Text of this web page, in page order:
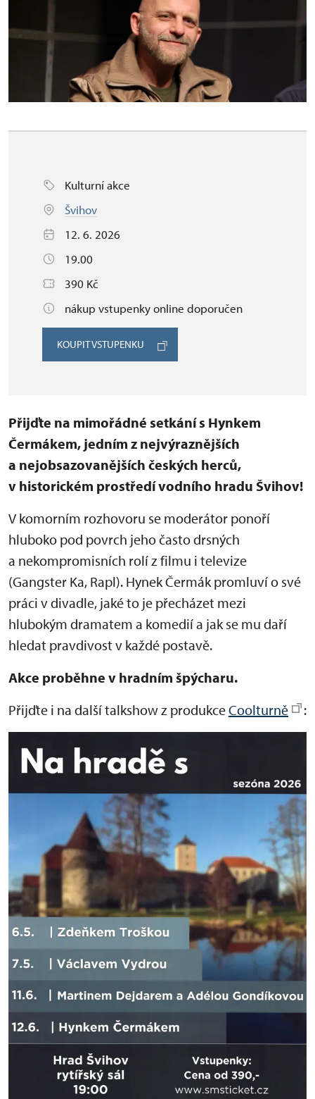
Kulturní akce
Švihov
12. 6. 2026
19.00
390 Kč
nákup vstupenky online doporučen
KOUPIT VSTUPENKU
Přijďte na mimořádné setkání s Hynkem
Čermákem, jedním z nejvýraznějších
a nejobsazovanějších českých herců,
v historickém prostředí vodního hradu Švihov!
V komorním rozhovoru se moderátor ponoří
hluboko pod povrch jeho často drsných
a nekompromisních rolí z filmu i televize
(Gangster Ka, Rapl). Hynek Čermák promluví o své
práci v divadle, jaké to je přecházet mezi
hlubokým dramatem a komedií a jak se mu daří
hledat pravdivost v každé postavě.
Akce proběhne v hradním špýcharu.
Přijďte i na další talkshow z produkceCoolturně :